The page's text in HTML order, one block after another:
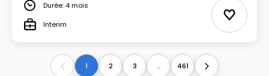
DuréeDurée: 4 mois
TypeInterim Ajouter
Previous1 2 3 ... 461 Next